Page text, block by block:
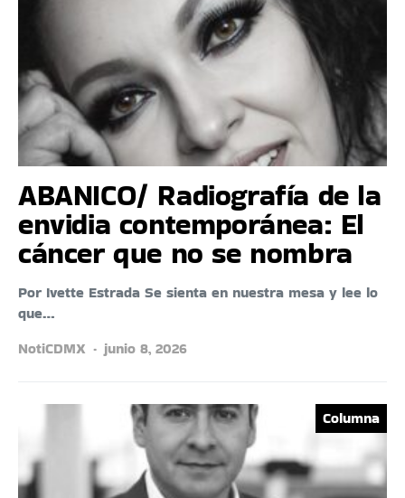
ABANICO/ Radiografía de la
envidia contemporánea: El
cáncer que no se nombra
Por Ivette Estrada Se sienta en nuestra mesa y lee lo
que…
NotiCDMX
junio 8, 2026
Columna